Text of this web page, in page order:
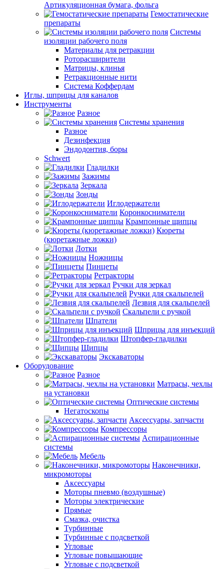
Артикуляционная бумага, фольга
Гемостатические
препараты
Системы
изоляции рабочего поля
Материалы для ретракции
Роторасширители
Матрицы, клинья
Ретракционные нити
Система Коффердам
Иглы, шприцы для каналов
Инструменты
Разное
Системы хранения
Разное
Дезинфекция
Эндодонтия, боры
Schwert
Гладилки
Зажимы
Зеркала
Зонды
Иглодержатели
Коронкосниматели
Крампонные щипцы
Кюреты
(кюретажные ложки)
Лотки
Ножницы
Пинцеты
Ретракторы
Ручки для зеркал
Ручки для скальпелей
Лезвия для скальпелей
Скальпели с ручкой
Шпатели
Шприцы для инъекций
Штопфер-гладилки
Щипцы
Экскаваторы
Оборудование
Разное
Матрасы, чехлы
на установки
Оптические системы
Негатоскопы
Аксессуары, запчасти
Компрессоры
Аспирационные
системы
Мебель
Наконечники,
микромоторы
Аксессуары
Моторы пневмо (воздушные)
Моторы электрические
Прямые
Смазка, очистка
Турбинные
Турбинные с подсветкой
Угловые
Угловые повышающие
Угловые с подсветкой